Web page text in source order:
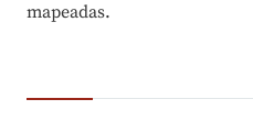
mapeadas.